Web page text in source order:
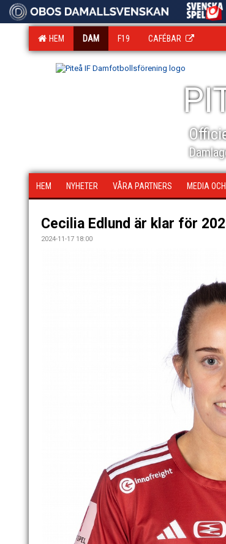
HEM DAM F19 CAFÉBAR
HEM NYHETER VÅRA PARTNERS MEDIA
Cecilia Edlund är klar för
2024-11-17 18:00